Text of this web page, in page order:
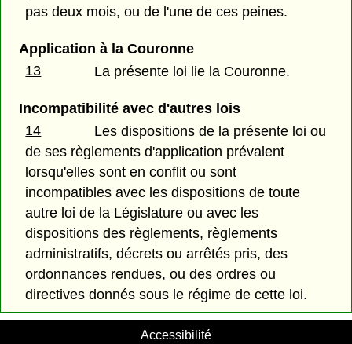
pas deux mois, ou de l'une de ces peines.
Application à la Couronne
13
La présente loi lie la Couronne.
Incompatibilité avec d'autres lois
14
Les dispositions de la présente loi ou
de ses règlements d'application prévalent
lorsqu'elles sont en conflit ou sont
incompatibles avec les dispositions de toute
autre loi de la Législature ou avec les
dispositions des règlements, règlements
administratifs, décrets ou arrêtés pris, des
ordonnances rendues, ou des ordres ou
directives donnés sous le régime de cette loi.
Accessibilité